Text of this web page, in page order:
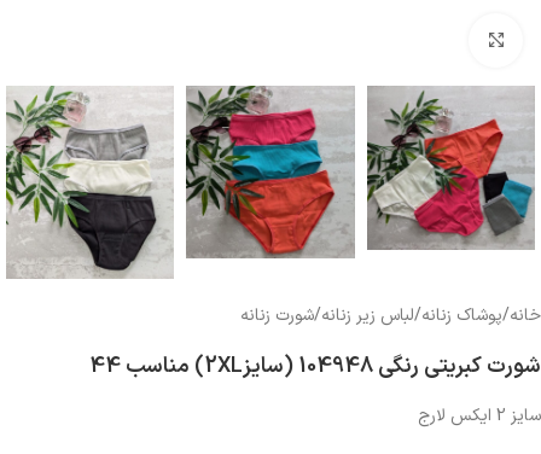
خانه/پوشاک زنانه/لباس زیر زنانه/شورت زنانه
شورت کبریتی رنگی 104948 (سایز2XL) مناسب 44
سایز 2 ایکس لارج